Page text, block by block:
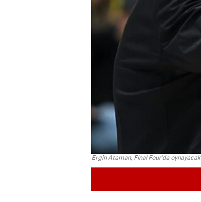
Ergin Ataman, Final Four'da